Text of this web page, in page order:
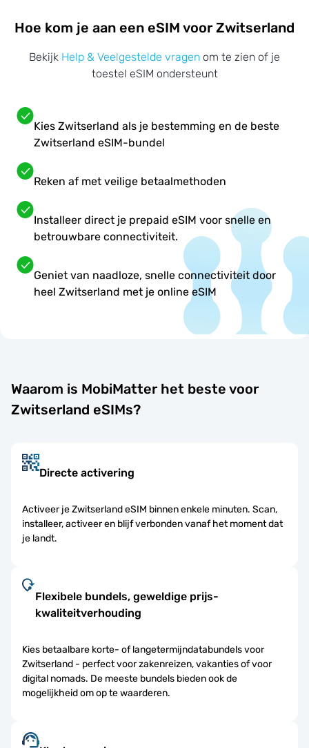
Hoe kom je aan een eSIM voor Zwitserland
Bekijk Help & Veelgestelde vragen om te zien of je
toestel eSIM ondersteunt
Kies Zwitserland als je bestemming en de beste
Zwitserland eSIM-bundel
Reken af met veilige betaalmethoden
Installeer direct je prepaid eSIM voor snelle en
betrouwbare connectiviteit.
Geniet van naadloze, snelle connectiviteit door
heel Zwitserland met je online eSIM
Waarom is MobiMatter het beste voor
Zwitserland eSIMs?
Directe activering
Activeer je Zwitserland eSIM binnen enkele minuten. Scan,
installeer, activeer en blijf verbonden vanaf het moment dat
je landt.
Flexibele bundels, geweldige prijs-
kwaliteitverhouding
Kies betaalbare korte- of langetermijndatabundels voor
Zwitserland - perfect voor zakenreizen, vakanties of voor
digital nomads. De meeste bundels bieden ook de
mogelijkheid om op te waarderen.